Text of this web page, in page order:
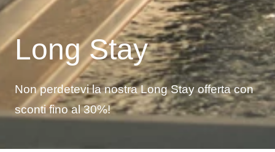
Long Stay
Non perdetevi la nostra Long Stay offerta con
sconti fino al 30%!